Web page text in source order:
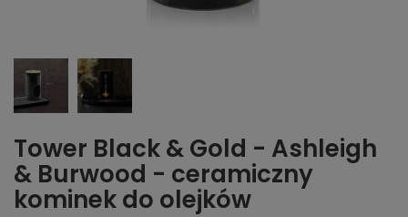
Tower Black & Gold - Ashleigh
& Burwood - ceramiczny
kominek do olejków